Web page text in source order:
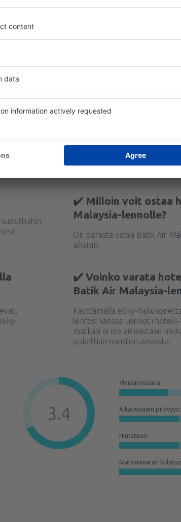
ADVERTISEMENT
✔️ Milloin voit ostaa
Malaysia-lennolle?
On parasta ostaa Batik Air
aikaisin.
✔️ Voinko varata
Batik Air Malaysia-
Käyttämällä eSky-
lentosi kanssa
matkasi ei ole ainoastaan
pakettialennusten ansiosta.
Yleisarvosana:
Aikataulujen pitävyys:
Hintataso:
Matkatavaran
3.4